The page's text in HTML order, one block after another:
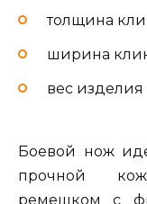
толщина
ширина
вес изделия
Боевой нож
прочной
ремешком с